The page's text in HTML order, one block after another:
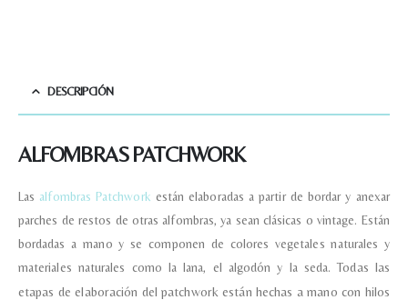
DESCRIPCIÓN
ALFOMBRAS PATCHWORK
Las alfombras Patchwork están elaboradas a partir de bordar y anexar
parches de restos de otras alfombras, ya sean clásicas o vintage. Están
bordadas a mano y se componen de colores vegetales naturales y
materiales naturales como la lana, el algodón y la seda.Todas las
etapas de elaboración del patchwork están hechas a mano con hilos